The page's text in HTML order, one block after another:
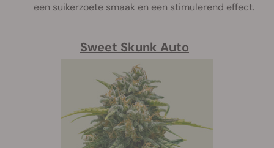
een suikerzoete smaak en een stimulerend effect.
Sweet Skunk Auto